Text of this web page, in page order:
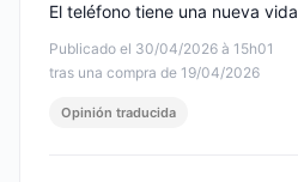
Publicado el 30/04/2026 à 15h01
tras una compra de 19/04/2026
El teléfono tiene una nueva vida
Opinión traducida